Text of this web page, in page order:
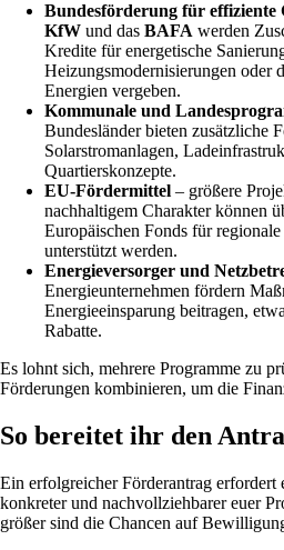
Bundesförderung für effiziente
KfW und das BAFA werden
Kredite für energetische
Heizungsmodernisierungen oder
Energien vergeben.
Kommunale und
Bundesländer bieten zusätzliche
Solarstromanlagen,
Quartierskonzepte.
EU-Fördermittel – größere
nachhaltigem Charakter können
Europäischen Fonds für
unterstützt werden.
Energieversorger und
Energieunternehmen fördern
Energieeinsparung beitragen,
Rabatte.
Es lohnt sich, mehrere Programme zu
Förderungen kombinieren, um die
So bereitet ihr den
Ein erfolgreicher Förderantrag erfordert
konkreter und nachvollziehbarer euer
größer sind die Chancen auf